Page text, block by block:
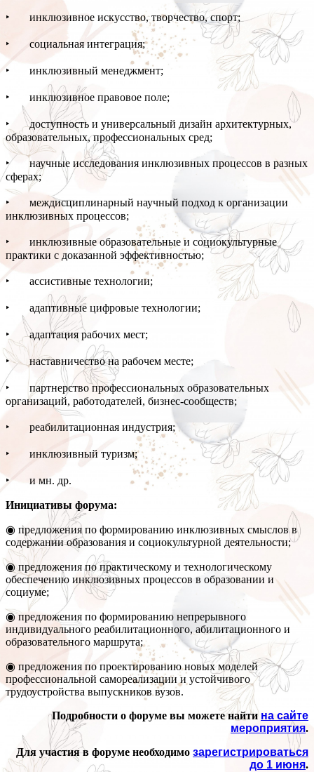
‣ инклюзивное искусство, творчество, спорт;
‣ социальная интеграция;
‣ инклюзивный менеджмент;
‣ инклюзивное правовое поле;
‣ доступность и универсальный дизайн архитектурных,
образовательных, профессиональных сред;
‣ научные исследования инклюзивных процессов в разных
сферах;
‣ междисциплинарный научный подход к организации
инклюзивных процессов;
‣ инклюзивные образовательные и социокультурные
практики с доказанной эффективностью;
‣ ассистивные технологии;
‣ адаптивные цифровые технологии;
‣ адаптация рабочих мест;
‣ наставничество на рабочем месте;
‣ партнерство профессиональных образовательных
организаций, работодателей, бизнес-сообществ;
‣ реабилитационная индустрия;
‣ инклюзивный туризм;
‣ и мн. др.
Инициативы форума:
◉ предложения по формированию инклюзивных смыслов в
содержании образования и социокультурной деятельности;
◉ предложения по практическому и технологическому
обеспечению инклюзивных процессов в образовании и
социуме;
◉ предложения по формированию непрерывного
индивидуального реабилитационного, абилитационного и
образовательного маршрута;
◉ предложения по проектированию новых моделей
профессиональной самореализации и устойчивого
трудоустройства выпускников вузов.
Подробности о форуме вы можете найти на сайте
мероприятия.
Для участия в форуме необходимо зарегистрироваться
до 1 июня.